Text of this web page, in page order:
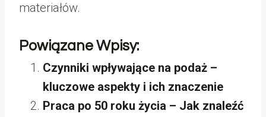
materiałów.
Powiązane Wpisy:
Czynniki wpływające na podaż –
kluczowe aspekty i ich znaczenie
Praca po 50 roku życia – Jak znaleźć